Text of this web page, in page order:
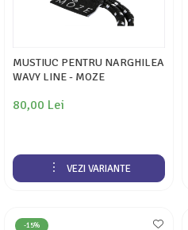
MUSTIUC PENTRU NARGHILEA
WAVY LINE - MOZE
80,00 Lei
VEZI VARIANTE
-15%